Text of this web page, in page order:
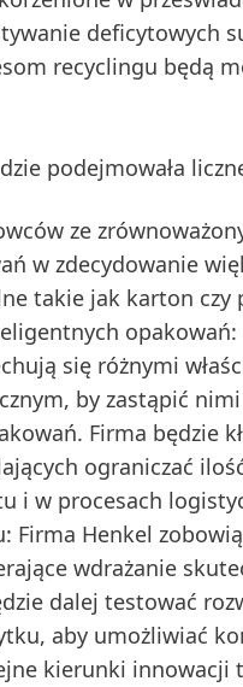
deficytowych
recyclingu będą
podejmowała
ze
w zdecydowanie
takie jak karton czy
opakowań:
się różnymi
by zastąpić
Firma będzie
ograniczać
i w procesach
Firma Henkel
wdrażanie
dalej testować
aby umożliwiać
kierunki innowacji